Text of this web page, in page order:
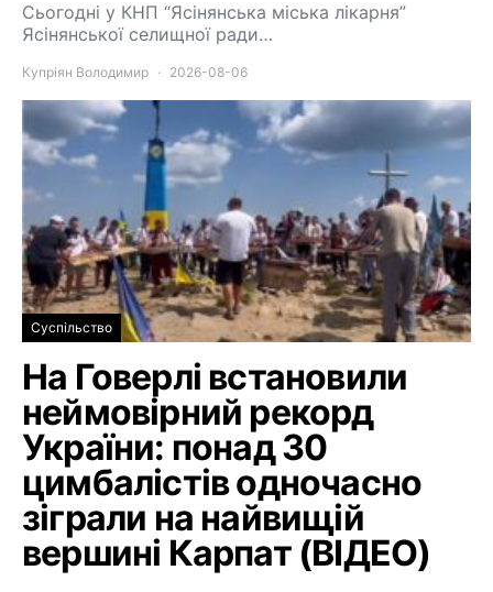
Сьогодні у КНП “Ясінянська міська лікарня”
Ясінянської селищної ради…
Купріян Володимир 2026-08-06
Суспільство
На Говерлі встановили
неймовірний рекорд
України: понад 30
цимбалістів одночасно
зіграли на найвищій
вершині Карпат (ВІДЕО)